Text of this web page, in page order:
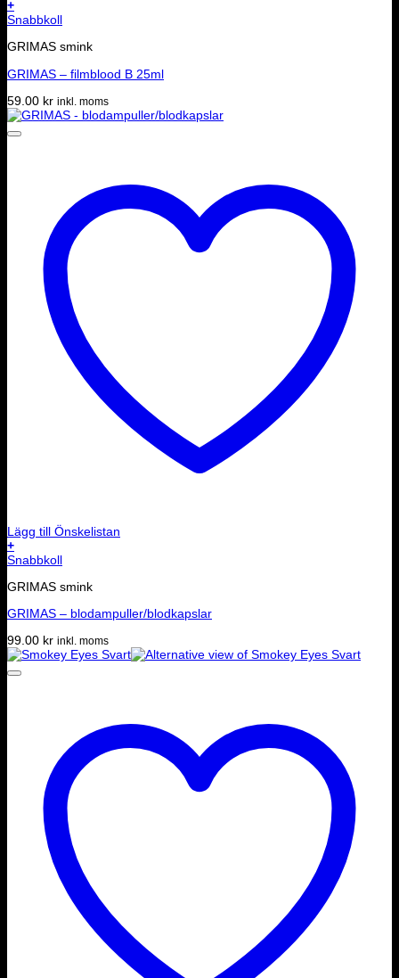
+
Snabbkoll
GRIMAS smink
GRIMAS – filmblood B 25ml
59.00 kr inkl. moms
Lägg till Önskelistan
+
Snabbkoll
GRIMAS smink
GRIMAS – blodampuller/blodkapslar
99.00 kr inkl. moms